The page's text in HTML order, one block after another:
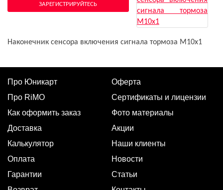
ЗАРЕГИСТРИРУЙТЕСЬ
Наконечник сенсора включения сигнала тормоза M10x1
Про Юникарт
Про RiMO
Как оформить заказ
Доставка
Калькулятор
Оплата
Гарантии
Оферта
Сертификаты и лицензии
Фото материалы
Акции
Наши клиенты
Новости
Статьи